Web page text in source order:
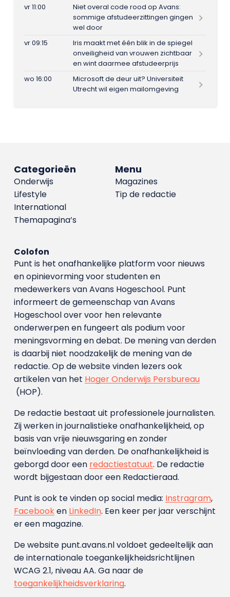
vr 11:00
Niet overal code rood op Avans:
sommige afstudeerzittingen gingen
wel door
vr 09:15
Iris maakt met één blik in de spiegel
onveiligheid van vrouwen zichtbaar
en wint daarmee afstudeerprijs
wo 16:00
Microsoft de deur uit? Universiteit
Utrecht wil eigen mailomgeving
Menu
Magazines
Tip de redactie
Categorieën
Onderwijs
Lifestyle
International
Themapagina’s
Colofon
Punt is het onafhankelijke platform voor nieuws
en opinievorming voor studenten en
medewerkers van Avans Hoge­school. Punt
informeert de gemeenschap van Avans
Hogeschool over voor hen relevante
onderwerpen en fungeert als podium voor
meningsvorming en debat. De mening van derden
is daarbij niet noodzakelijk de mening van de
redactie. Op de website vinden lezers ook
artikelen van het Hoger Onderwijs Persbureau
(HOP).
De redactie bestaat uit professionele journalisten.
Zij werken in journalistieke onafhankelijkheid, op
basis van vrije nieuwsgaring en zonder
beïnvloeding van derden. De onafhankelijkheid is
geborgd door een redactiestatuut. De redactie
wordt bijgestaan door een Redactieraad.
Punt is ook te vinden op social media: Instragram,
Facebooken LinkedIn. Een keer per jaar verschijnt
er een magazine.
De website punt.avans.nl voldoet gedeeltelijk aan
de internationale toegankelijkheidsrichtlijnen
WCAG 2.1, niveau AA. Ga naar de
toegankelijkheidsverklaring.